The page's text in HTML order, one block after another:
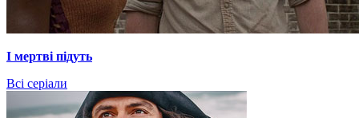
І мертві підуть
Всі серіали